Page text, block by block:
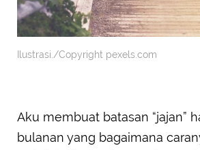
Ilustrasi./Copyright pexels.com
Aku membuat batasan “jajan”
bulanan yang bagaimana